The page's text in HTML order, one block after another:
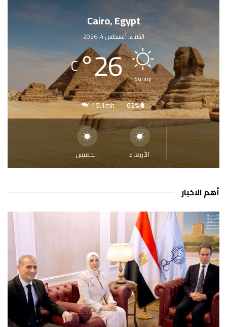
Cairo, Egypt
الثلاثاء, أغسطس 4, 2026
Sunny
26
°
C
62%
15.1mh
الأربعاء الخميس
أهم الاخبار